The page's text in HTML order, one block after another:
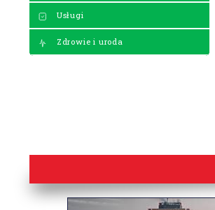
Usługi
Zdrowie i uroda